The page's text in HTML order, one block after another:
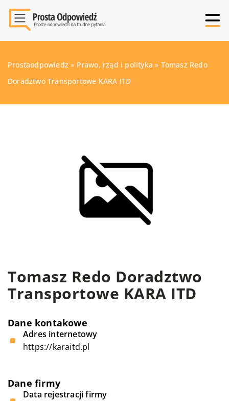
Prostaodpowiedz » Prawo, rząd i polityka » Tomasz Redo
Doradztwo Transportowe KARA ITD
Tomasz Redo Doradztwo
Transportowe KARA ITD
Dane kontakowe
Adres internetowy
https://karaitd.pl
Dane firmy
Data rejestracji firmy